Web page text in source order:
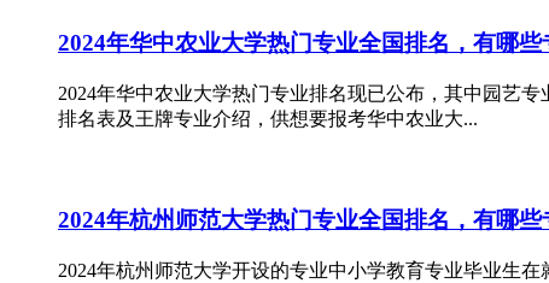
2024年华中农业大学热门专业全国排名，有哪些
2024年华中农业大学热门专业排名现已公布，其中园艺
排名表及王牌专业介绍，供想要报考华中农业大...
2024年杭州师范大学热门专业全国排名，有哪些
2024年杭州师范大学开设的专业中小学教育专业毕业生